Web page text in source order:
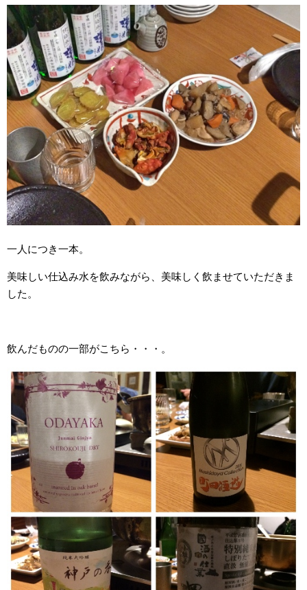
一人につき一本。
美味しい仕込み水を飲みながら、美味しく飲ませていただきま
した。
飲んだものの一部がこちら・・・。